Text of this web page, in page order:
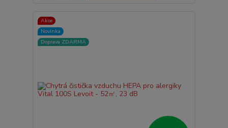
Akce
Novinka
Doprava ZDARMA